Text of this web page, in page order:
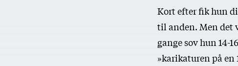
Kort efter fik hun
til anden. Men det
gange sov hun 14-
»karikaturen på en